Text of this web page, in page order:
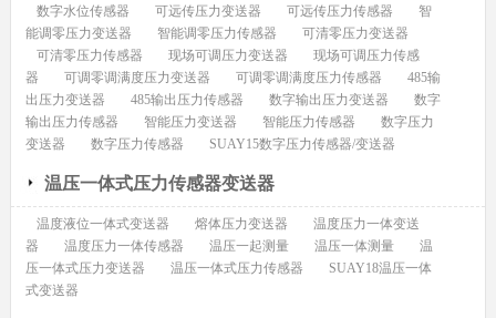
数字水位传感器 可远传压力变送器 可远传压力传感器
智
能调零压力变送器
智能调零压力传感器
可清零压力变送器
可清零压力传感器
现场可调压力变送器
现场可调压力传感
器
可调零调满度压力变送器 可调零调满度压力传感器
485输
出压力变送器
485输出压力传感器 数字输出压力变送器
数字
输出压力传感器
智能压力变送器 智能压力传感器
数字压力
变送器
数字压力传感器 SUAY15数字压力传感器/变送器
温压一体式压力传感器变送器
温度液位一体式变送器 熔体压力变送器
温度压力一体变送
器
温度压力一体传感器 温压一起测量 温压一体测量
温
压一体式压力变送器
温压一体式压力传感器
SUAY18温压一体
式变送器